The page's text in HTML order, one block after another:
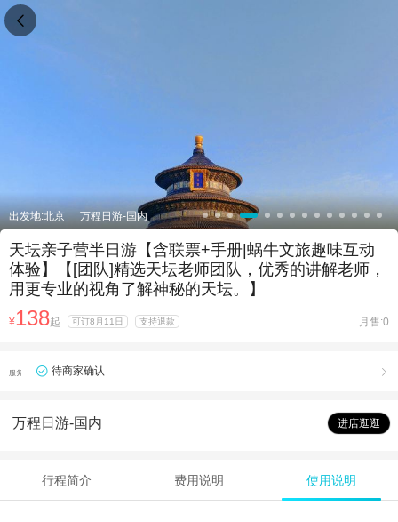
出发地:北京 万程日游-国内
天坛亲子营半日游【含联票+手册|蜗牛文旅趣味互动
体验】【[团队]精选天坛老师团队，优秀的讲解老师，
用更专业的视角了解神秘的天坛。】
¥138起 可订8月11日 支持退款 月售:0
服务 待商家确认 
万程日游-国内 进店逛逛
行程简介 费用说明 使用说明
